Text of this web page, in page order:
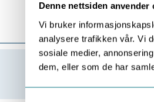
Denne nettsiden anvender
Vi bruker
analysere trafikken vår. Vi
sosiale medier,
dem, eller som de har